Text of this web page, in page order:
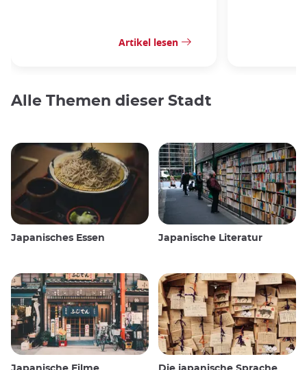
Artikel lesen
Alle Themen dieser Stadt
Japanisches Essen Japanische Literatur